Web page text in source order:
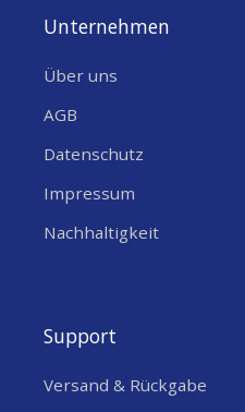
SENSOREN
Unternehmen
Über uns
AGB
Datenschutz
Impressum
Nachhaltigkeit
Support
Versand & Rückgabe